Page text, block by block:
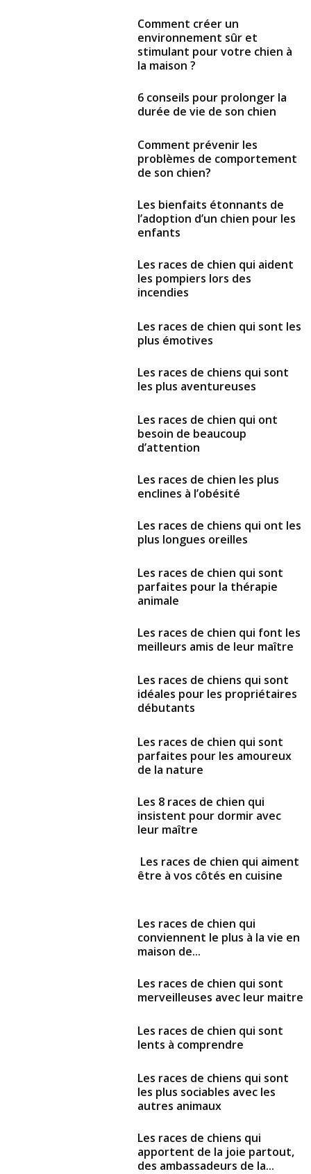
Comment créer un
environnement sûr et
stimulant pour votre chien à
la maison ?
6 conseils pour prolonger la
durée de vie de son chien
Comment prévenir les
problèmes de comportement
de son chien?
Les bienfaits étonnants de
l’adoption d’un chien pour les
enfants
Les races de chien qui aident
les pompiers lors des
incendies
Les races de chien qui sont les
plus émotives
Les races de chiens qui sont
les plus aventureuses
Les races de chien qui ont
besoin de beaucoup
d’attention
Les races de chien les plus
enclines à l’obésité
Les races de chiens qui ont les
plus longues oreilles
Les races de chien qui sont
parfaites pour la thérapie
animale
Les races de chien qui font les
meilleurs amis de leur maître
Les races de chiens qui sont
idéales pour les propriétaires
débutants
Les races de chien qui sont
parfaites pour les amoureux
de la nature
Les 8 races de chien qui
insistent pour dormir avec
leur maître
Les races de chien qui aiment
être à vos côtés en cuisine
Les races de chien qui
conviennent le plus à la vie en
maison de...
Les races de chien qui sont
merveilleuses avec leur maitre
Les races de chien qui sont
lents à comprendre
Les races de chiens qui sont
les plus sociables avec les
autres animaux
Les races de chiens qui
apportent de la joie partout,
des ambassadeurs de la...